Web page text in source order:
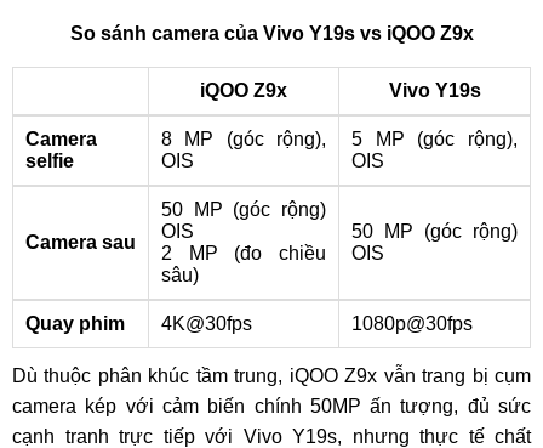
So sánh camera của Vivo Y19s vs iQOO Z9x
iQOO Z9x Vivo Y19s
Camera
selfie
8 MP (góc rộng),
OIS
5 MP (góc rộng),
OIS
Camera sau
50 MP (góc rộng)
OIS
2 MP (đo chiều
sâu)
50 MP (góc rộng)
OIS
Quay phim 4K@30fps 1080p@30fps
Dù thuộc phân khúc tầm trung, iQOO Z9x vẫn trang bị cụm
camera kép với cảm biến chính 50MP ấn tượng, đủ sức
cạnh tranh trực tiếp với Vivo Y19s, nhưng thực tế chất